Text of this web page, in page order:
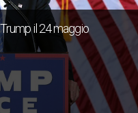
il 24 maggio